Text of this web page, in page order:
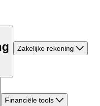
Zakelijke rekening
Financiële tools